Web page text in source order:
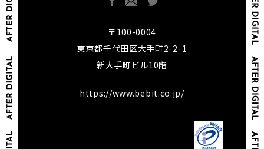
〒100-0004
東京都千代田区大手町2-2-1
新大手町ビル10階
https://www.bebit.co.jp/